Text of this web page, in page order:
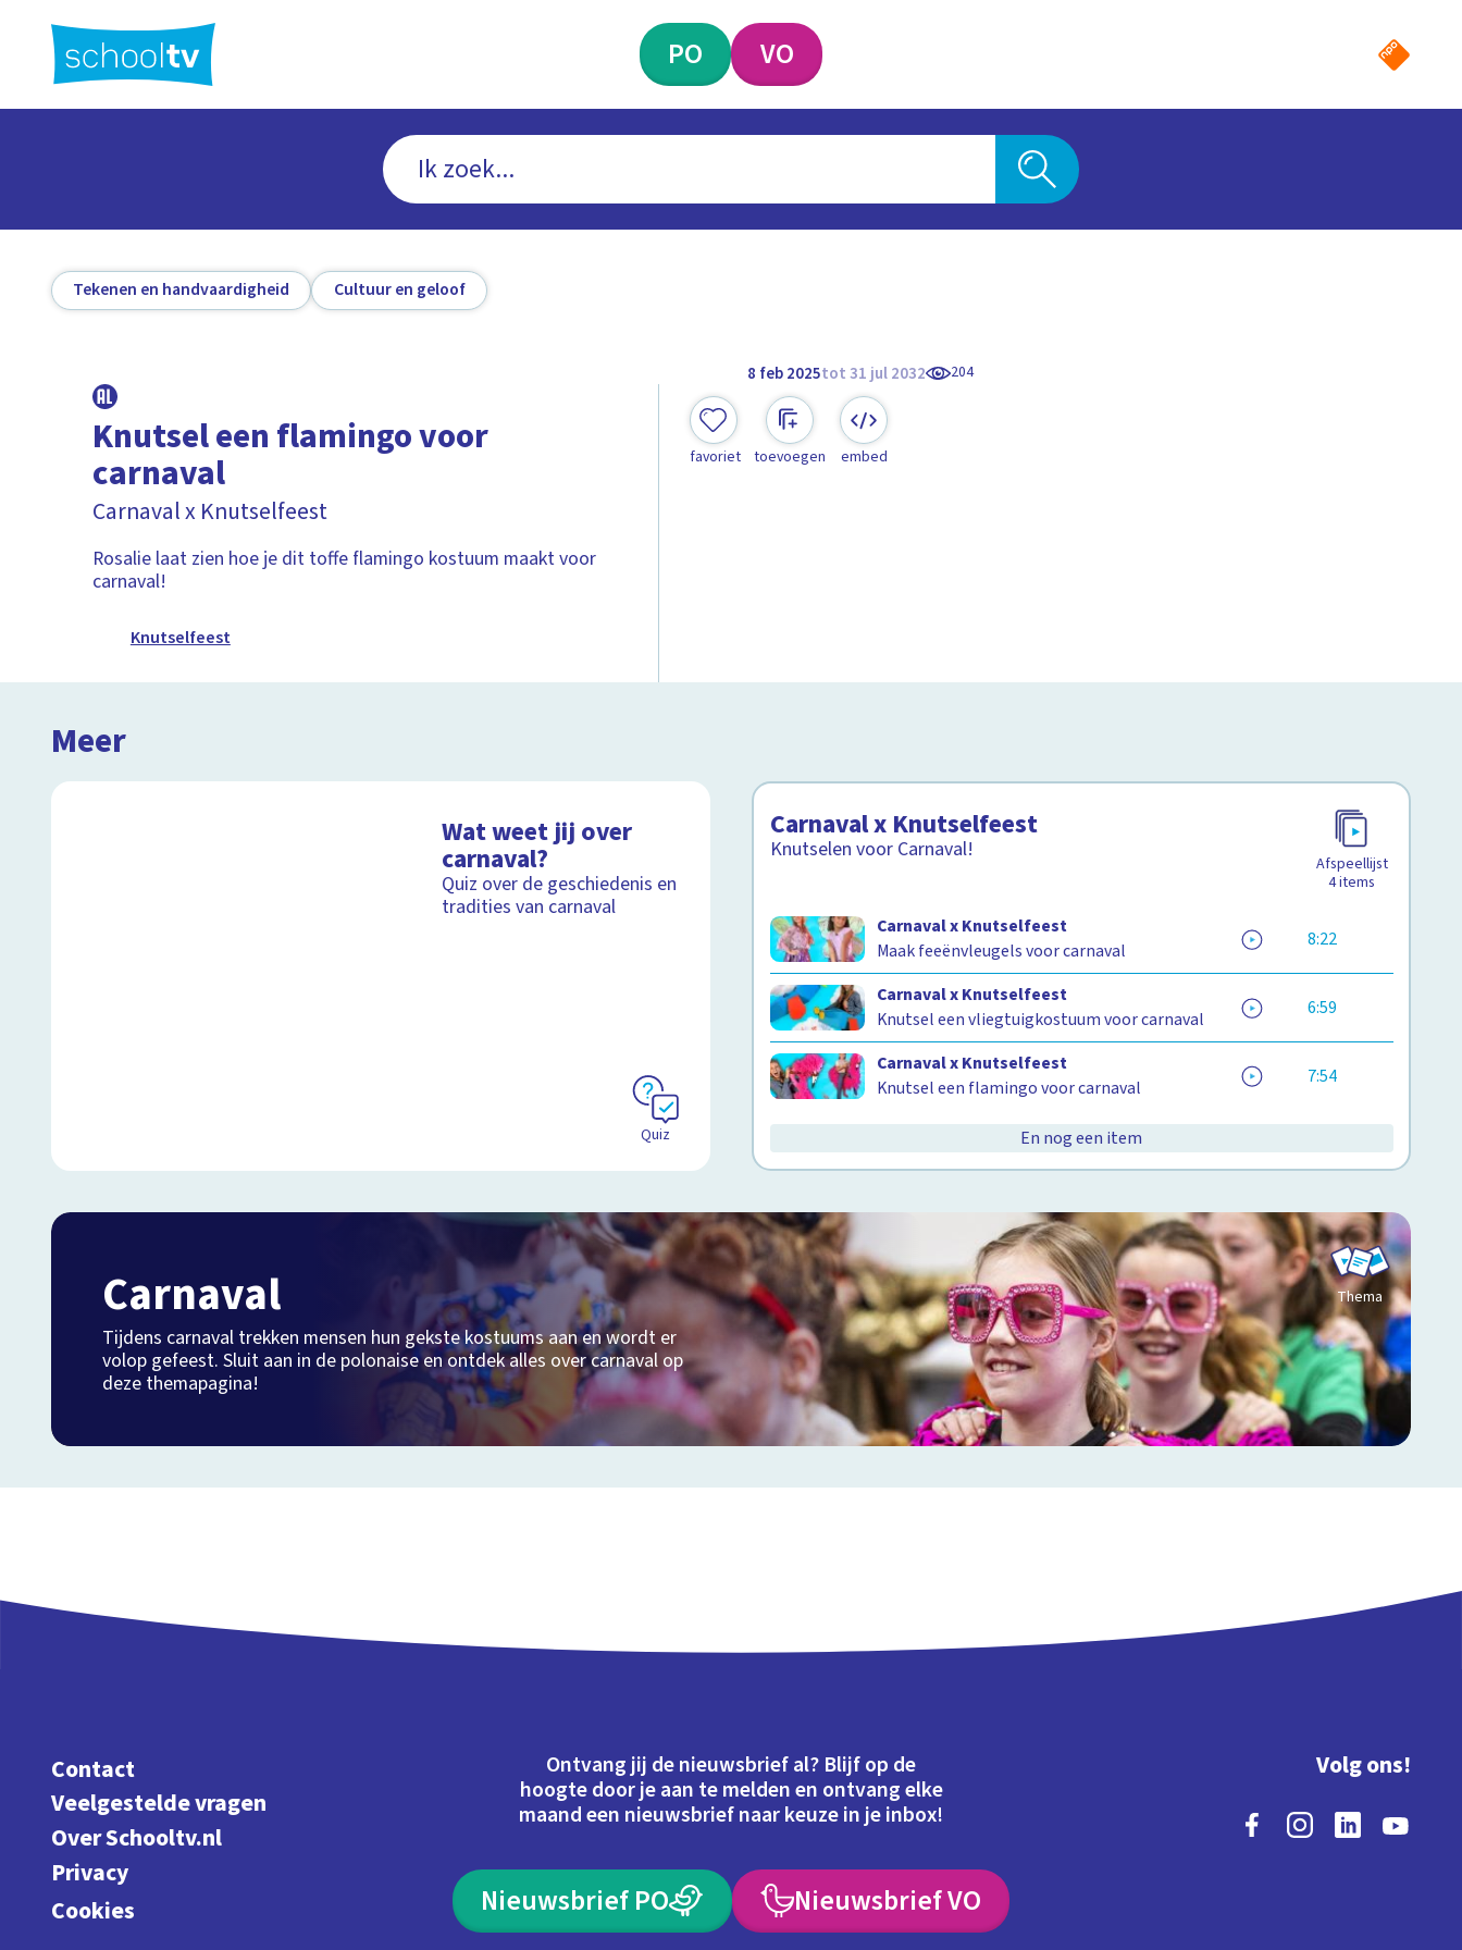
hoofdinhoud
PO VO
Tekenen en handvaardigheid Cultuur en geloof
8 feb 2025tot 31 jul 2032 204
Knutsel een flamingo voor
carnaval
Carnaval x Knutselfeest
Rosalie laat zien hoe je dit toffe flamingo kostuum maakt voor
carnaval!
Knutselfeest
favoriet toevoegen embed
Meer
Wat weet jij over
carnaval?
Quiz over de geschiedenis en
tradities van carnaval
Quiz
Carnaval x Knutselfeest
Knutselen voor Carnaval!
Afspeellijst
4items
Carnaval x Knutselfeest
Maak feeënvleugels voor carnaval
8:22
Carnaval x Knutselfeest
Knutsel een vliegtuigkostuum voor carnaval
6:59
Carnaval x Knutselfeest
Knutsel een flamingo voor carnaval
7:54
En nog een item
Carnaval
Tijdens carnaval trekken mensen hun gekste kostuums aan en wordt er
volop gefeest. Sluit aan in de polonaise en ontdek alles over carnaval op
deze themapagina!
Thema
Contact
Veelgestelde vragen
Over Schooltv.nl
Privacy
Cookies
Ontvang jij de nieuwsbrief al? Blijf op de
hoogte door je aan te melden en ontvang elke
maand een nieuwsbrief naar keuze in je inbox!
Nieuwsbrief PO Nieuwsbrief VO
Volg ons!